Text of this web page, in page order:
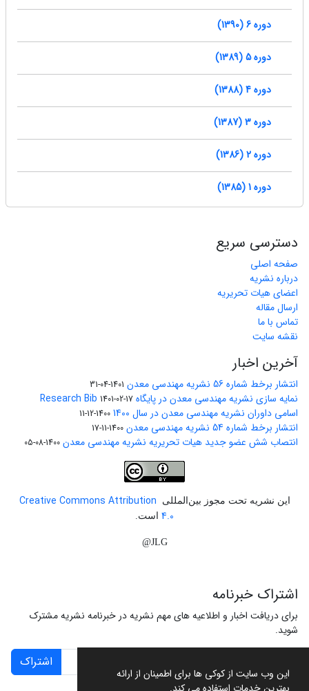
این وب سایت از کوکی ها برای اطمینان از ارائه
دوره 6 (1390)
دوره 5 (1389)
دوره 4 (1388)
دوره 3 (1387)
دوره 2 (1386)
دوره 1 (1385)
دسترسی سریع
صفحه اصلی
درباره نشریه
اعضای هیات تحریریه
ارسال مقاله
تماس با ما
نقشه سایت
آخرین اخبار
انتشار برخط شماره 56 نشریه مهندسی معدن 1401-04-31
نمایه سازی نشریه مهندسی معدن در پایگاه Research Bib 1401-02-17
اسامی داوران نشریه مهندسی معدن در سال 1400 1400-12-11
انتشار برخط شماره 54 نشریه مهندسی معدن 1400-11-17
انتصاب شش عضو جدید هیات تحریریه نشریه مهندسی معدن 1400-08-05
این نشریه تحت مجوز بین‌المللی
Creative Commons Attribution
4.0 است.
JLG@
اشتراک خبرنامه
برای دریافت اخبار و اطلاعیه های مهم نشریه در خبرنامه نشریه مشترک
شوید.
اشتراک